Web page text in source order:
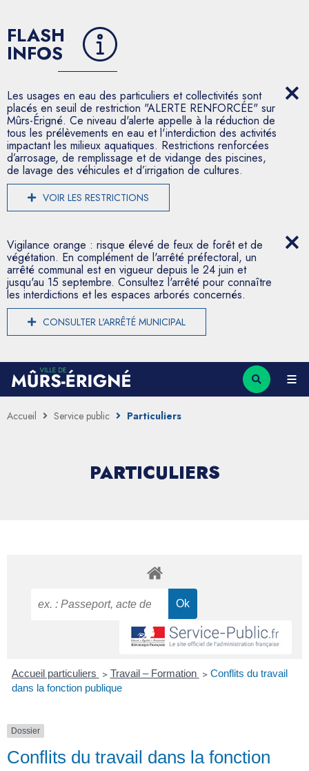
FLASH
INFOS
Les usages en eau des particuliers et collectivités sont
placés en seuil de restriction "ALERTE RENFORCÉE" sur
Mûrs-Érigné. Ce niveau d'alerte appelle à la réduction de
tous les prélèvements en eau et l'interdiction des activités
impactant les milieux aquatiques. Restrictions renforcées
d’arrosage, de remplissage et de vidange des piscines,
de lavage des véhicules et d’irrigation de cultures.
VOIR LES RESTRICTIONS
Vigilance orange : risque élevé de feux de forêt et de
végétation. En complément de l'arrêté préfectoral, un
arrêté communal est en vigueur depuis le 24 juin et
jusqu'au 15 septembre. Consultez l'arrêté pour connaître
les interdictions et les espaces arborés concernés.
CONSULTER L'ARRÊTÉ MUNICIPAL
Accueil Service public Particuliers
PARTICULIERS
Accueil particuliers > Travail – Formation > Conflits du travail
dans la fonction publique
Dossier
Conflits du travail dans la fonction